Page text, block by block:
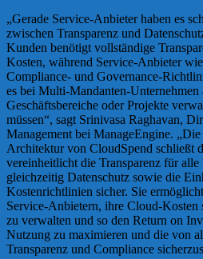
„Gerade Service-Anbieter haben es
zwischen Transparenz und
Kunden benötigt vollständige
Kosten, während Service-Anbieter
Compliance- und Governance-
es bei Multi-Mandanten-Unternehmen
Geschäftsbereiche oder Projekte
müssen“, sagt Srinivasa Raghavan,
Management bei ManageEngine.
Architektur von CloudSpend schließt
vereinheitlicht die Transparenz für
gleichzeitig Datenschutz sowie die
Kostenrichtlinien sicher. Sie
Service-Anbietern, ihre Cloud-Kosten
zu verwalten und so den Return on
Nutzung zu maximieren und die von
Transparenz und Compliance